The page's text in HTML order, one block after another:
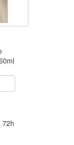
72h